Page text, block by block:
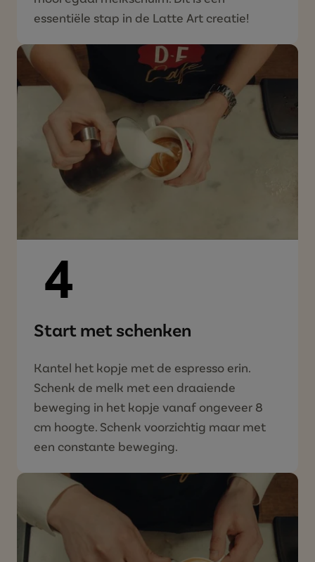
essentiële stap in de Latte Art creatie!
Start met schenken
Kantel het kopje met de espresso erin.
Schenk de melk met een draaiende
beweging in het kopje vanaf ongeveer 8
cm hoogte. Schenk voorzichtig maar met
een constante beweging.